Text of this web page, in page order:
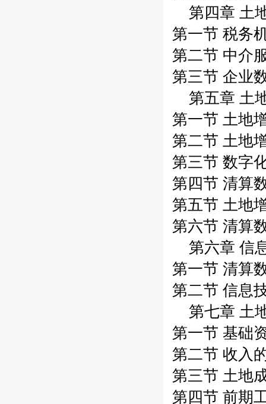
第四章 土
第一节 税务
第二节 中介
第三节 企业
第五章 土
第一节 土地
第二节 土地
第三节 数字
第四节 清算
第五节 土地
第六节 清算
第六章 信
第一节 清算
第二节 信息
第七章 土
第一节 基础
第二节 收入
第三节 土地
第四节 前期